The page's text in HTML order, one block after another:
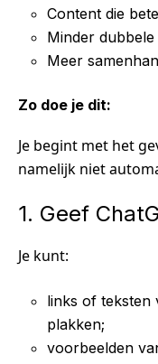
Content die
Minder
Meer
Zo doe je dit:
Je begint met het
namelijk niet
1. Geef
Je kunt:
links of teksten
plakken;
voorbeelden